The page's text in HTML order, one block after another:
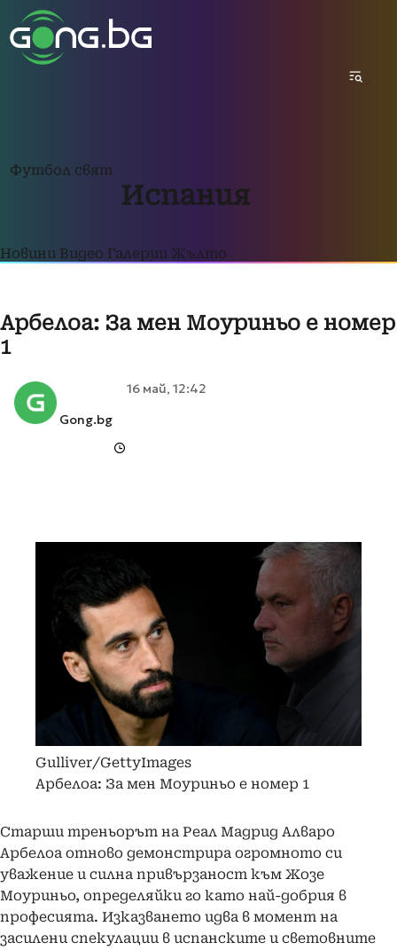
Футбол свят
Испания
Новини Видео Галерии Жълто
Арбелоа: За мен Моуриньо е номер
1
Gong.bg
16 май, 12:42
Gulliver/GettyImages
Арбелоа: За мен Моуриньо е номер 1
Старши треньорът на Реал Мадрид Алваро
Арбелоа отново демонстрира огромното си
уважение и силна привързаност към Жозе
Моуриньо, определяйки го като най-добрия в
професията. Изказването идва в момент на
засилени спекулации в испанските и световните